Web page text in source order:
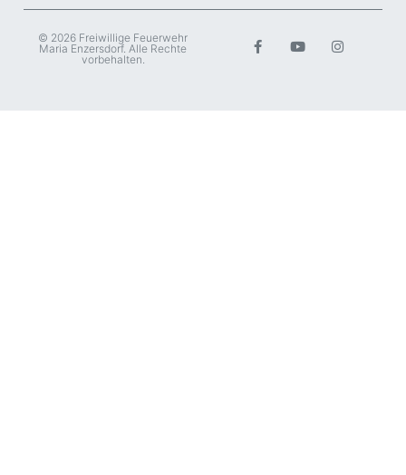
© 2026 Freiwillige Feuerwehr
Maria Enzersdorf. Alle Rechte
vorbehalten.